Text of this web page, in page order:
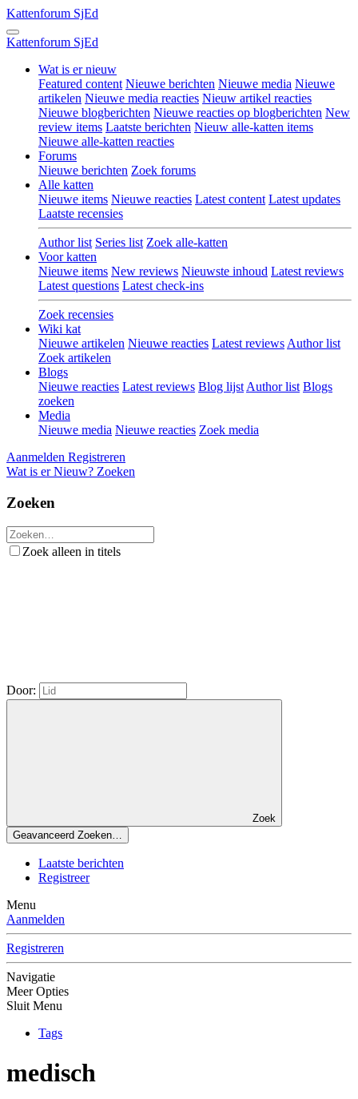
Kattenforum SjEd
Kattenforum SjEd
Wat is er nieuw
Featured content Nieuwe berichten Nieuwe media Nieuwe
artikelen Nieuwe media reacties Nieuw artikel reacties
Nieuwe blogberichten Nieuwe reacties op blogberichten New
review items Laatste berichten Nieuw alle-katten items
Nieuwe alle-katten reacties
Forums
Nieuwe berichten Zoek forums
Alle katten
Nieuwe items Nieuwe reacties Latest content Latest updates
Laatste recensies
Author list Series list Zoek alle-katten
Voor katten
Nieuwe items New reviews Nieuwste inhoud Latest reviews
Latest questions Latest check-ins
Zoek recensies
Wiki kat
Nieuwe artikelen Nieuwe reacties Latest reviews Author list
Zoek artikelen
Blogs
Nieuwe reacties Latest reviews Blog lijst Author list Blogs
zoeken
Media
Nieuwe media Nieuwe reacties Zoek media
Aanmelden Registreren
Wat is er Nieuw? Zoeken
Zoeken
Zoek alleen in titels
Door:
Zoek
Geavanceerd Zoeken…
Laatste berichten
Registreer
Menu
Aanmelden
Registreren
Navigatie
Meer Opties
Sluit Menu
Tags
medisch